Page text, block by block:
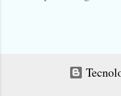
cedo, tinha surgido a
qual seria a
André seguiu direto